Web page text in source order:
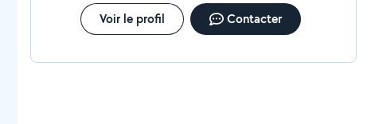
Voir le profil Contacter